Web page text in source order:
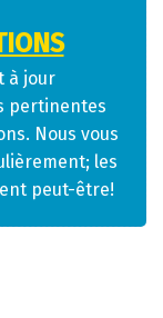
à jour
pertinentes
Nous vous
les
peut-être!